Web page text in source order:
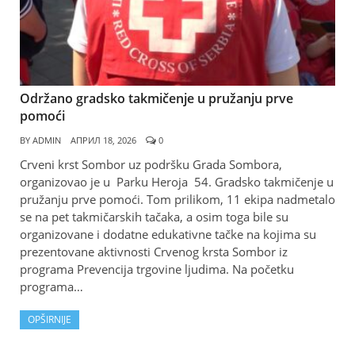
Održano gradsko takmičenje u pružanju prve
pomoći
BY ADMIN АПРИЛ 18, 2026 0
Crveni krst Sombor uz podršku Grada Sombora,
organizovao je u Parku Heroja 54. Gradsko takmičenje u
pružanju prve pomoći. Tom prilikom, 11 ekipa nadmetalo
se na pet takmičarskih tačaka, a osim toga bile su
organizovane i dodatne edukativne tačke na kojima su
prezentovane aktivnosti Crvenog krsta Sombor iz
programa Prevencija trgovine ljudima. Na početku
programa…
OPŠIRNIJE